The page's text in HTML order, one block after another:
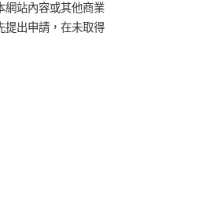
網站內容或其他商業
提出申請，在未取得